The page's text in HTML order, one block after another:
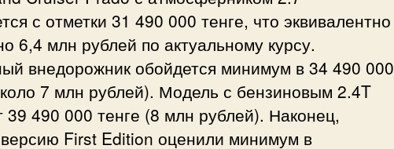
с отметки 31 490 000 тенге, что эквивалентно
6,4 млн рублей по актуальному курсу.
внедорожник обойдется минимум в 34 490 000
7 млн рублей). Модель с бензиновым 2.4T
39 490 000 тенге (8 млн рублей). Наконец,
First Edition оценили минимум в